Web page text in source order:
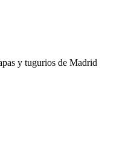
y tugurios de Madrid